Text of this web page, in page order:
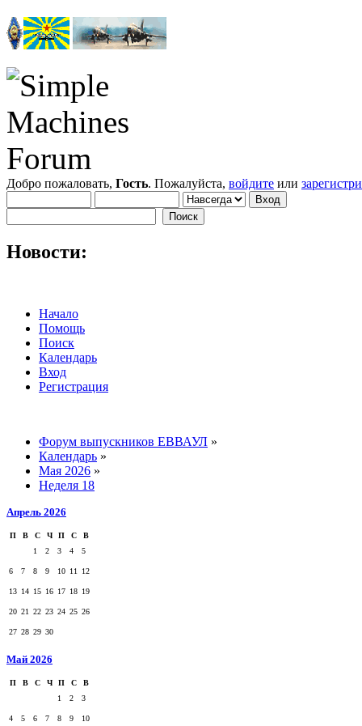
Добро пожаловать, Гость. Пожалуйста, войдите или
Новости:
Начало
Помощь
Поиск
Календарь
Вход
Регистрация
Форум выпускников ЕВВАУЛ »
Календарь »
Мая 2026 »
Неделя 18
Апрель 2026
П В С Ч П С
В
1
2 3 4 5
6 7 8 9 10 11 12
13 14 15 16 17 18 19
20 21 22 23 24 25 26
27 28 29 30
Май 2026
П В С Ч П С
В
1
2 3
4 5 6 7 8 9 10